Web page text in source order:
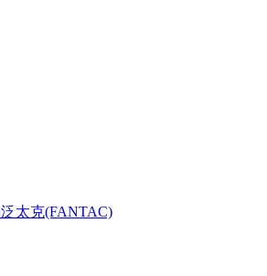
泛太克(FANTAC)